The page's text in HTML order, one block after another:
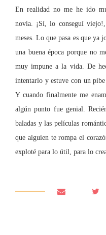
En realidad no me he ido
novia. ¡Sí, lo conseguí
meses. Lo que pasa es que ya
una buena época porque no
muy impune a la vida. De
intentarlo y estuve con un
Y cuando finalmente me
algún punto fue genial.
baladas y las películas
que alguien te rompa el
exploté para lo útil, para lo